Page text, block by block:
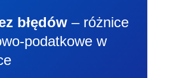
błędów – różnice
podatkowe w